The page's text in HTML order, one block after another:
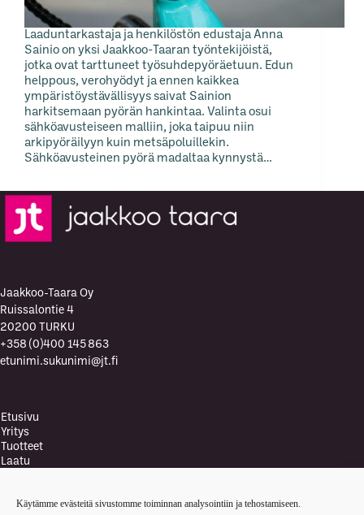
Käytämme evästeitä sivustomme toiminnan analysointiin ja tehostamiseen.
Laaduntarkastaja ja henkilöstön edustaja Anna
Sainio on yksi Jaakkoo-Taaran työntekijöistä,
jotka ovat tarttuneet työsuhdepyöräetuun. Edun
helppous, verohyödyt ja ennen kaikkea
ympäristöystävällisyys saivat Sainion
harkitsemaan pyörän hankintaa. Valinta osui
sähköavusteiseen malliin, joka taipuu niin
arkipyöräilyyn kuin metsäpoluillekin.
Sähköavusteinen pyörä madaltaa kynnystä…
Jaakkoo-Taara Oy
Ruissalontie 4
20200 TURKU
+358 (0)400 145 863
etunimi.sukunimi@jt.fi
Etusivu
Yritys
Tuotteet
Laatu